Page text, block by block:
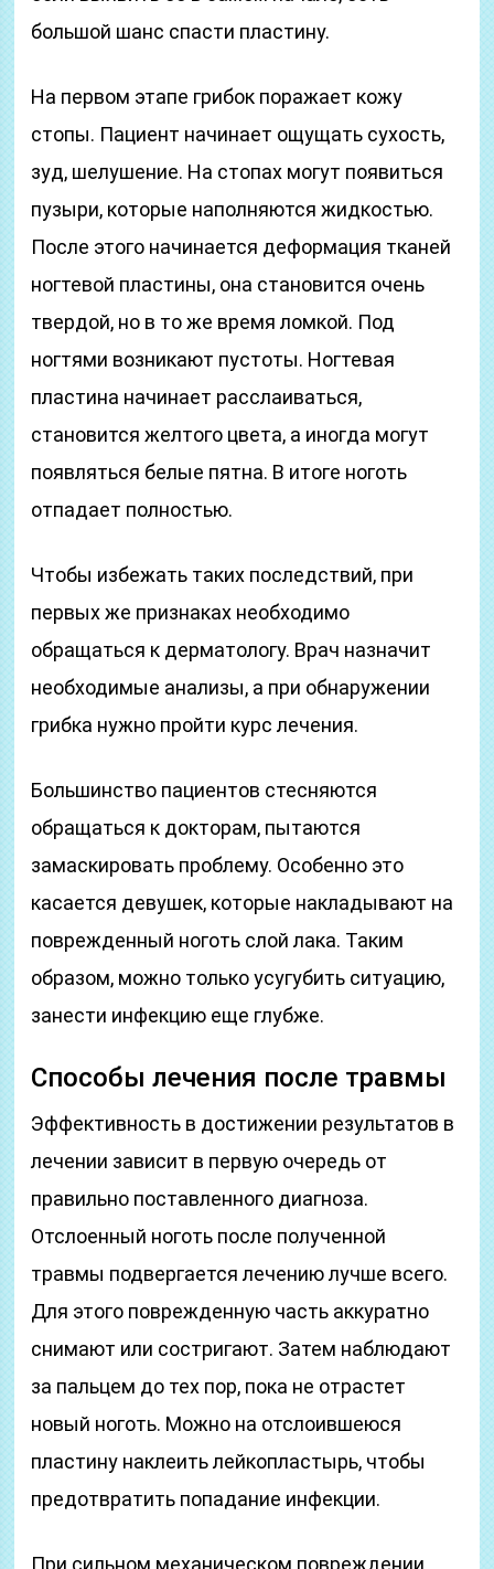
большой шанс спасти пластину.
На первом этапе грибок поражает кожу
стопы. Пациент начинает ощущать сухость,
зуд, шелушение. На стопах могут появиться
пузыри, которые наполняются жидкостью.
После этого начинается деформация тканей
ногтевой пластины, она становится очень
твердой, но в то же время ломкой. Под
ногтями возникают пустоты. Ногтевая
пластина начинает расслаиваться,
становится желтого цвета, а иногда могут
появляться белые пятна. В итоге ноготь
отпадает полностью.
Чтобы избежать таких последствий, при
первых же признаках необходимо
обращаться к дерматологу. Врач назначит
необходимые анализы, а при обнаружении
грибка нужно пройти курс лечения.
Большинство пациентов стесняются
обращаться к докторам, пытаются
замаскировать проблему. Особенно это
касается девушек, которые накладывают на
поврежденный ноготь слой лака. Таким
образом, можно только усугубить ситуацию,
занести инфекцию еще глубже.
Способы лечения после травмы
Эффективность в достижении результатов в
лечении зависит в первую очередь от
правильно поставленного диагноза.
Отслоенный ноготь после полученной
травмы подвергается лечению лучше всего.
Для этого поврежденную часть аккуратно
снимают или состригают. Затем наблюдают
за пальцем до тех пор, пока не отрастет
новый ноготь. Можно на отслоившеюся
пластину наклеить лейкопластырь, чтобы
предотвратить попадание инфекции.
При сильном механическом повреждении